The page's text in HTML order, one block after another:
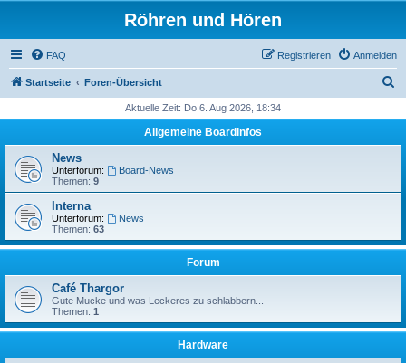
Röhren und Hören
FAQ Anmelden
Registrieren
Startseite Foren-Übersicht
h
Aktuelle Zeit: Do 6. Aug 2026, 18:34
Allgemeine Boardinfos
News
Unterforum:
Board-News
Themen: 9
Interna
Unterforum:
News
Themen: 63
Forum
Café Thargor
Gute Mucke und was Leckeres zu schlabbern...
Themen: 1
Hardware